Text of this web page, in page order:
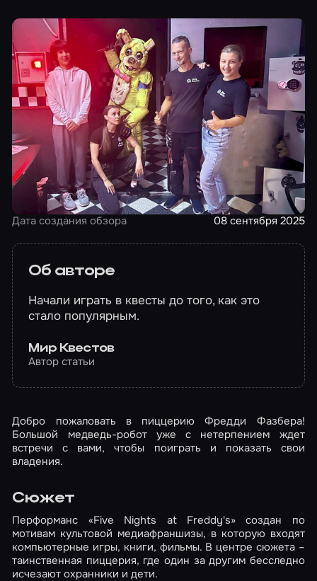
Дата создания обзора 08 сентября 2025
Об авторе
Начали играть в квесты до того, как это
стало популярным.
Мир Квестов
Автор статьи
Добро пожаловать в пиццерию Фредди Фазбера!
Большой медведь-робот уже с нетерпением ждет
встречи с вами, чтобы поиграть и показать свои
владения.
Сюжет
Перформанс «Five Nights at Freddy's» создан по
мотивам культовой медиафраншизы, в которую входят
компьютерные игры, книги, фильмы. В центре сюжета –
таинственная пиццерия, где один за другим бесследно
исчезают охранники и дети.